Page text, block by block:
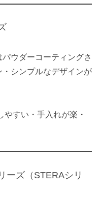
ウダーコーティングさ
シンプルなデザインが
やすい・手入れが楽・
ーズ（STERAシリ